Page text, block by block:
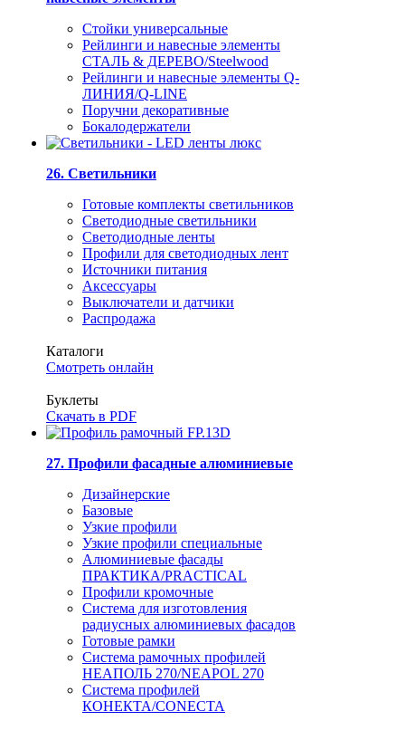
Стойки универсальные
Рейлинги и навесные элементы
СТАЛЬ & ДЕРЕВО/Steelwood
Рейлинги и навесные элементы Q-
ЛИНИЯ/Q-LINE
Поручни декоративные
Бокалодержатели
26. Светильники
Готовые комплекты светильников
Светодиодные светильники
Светодиодные ленты
Профили для светодиодных лент
Источники питания
Аксессуары
Выключатели и датчики
Распродажа
Каталоги
Смотреть онлайн
Буклеты
Скачать в PDF
27. Профили фасадные алюминиевые
Дизайнерские
Базовые
Узкие профили
Узкие профили специальные
Алюминиевые фасады
ПРАКТИКА/PRACTICAL
Профили кромочные
Система для изготовления
радиусных алюминиевых фасадов
Готовые рамки
Система рамочных профилей
НЕАПОЛЬ 270/NEAPOL 270
Система профилей
КОНЕКТА/CONECTA